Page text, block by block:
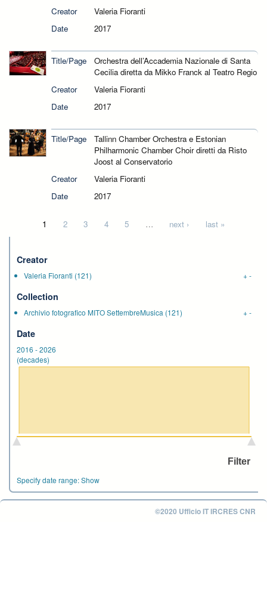
Creator
Valeria Fioranti
Date
2017
Title/Page
Orchestra dell’Accademia Nazionale di Santa
Cecilia diretta da Mikko Franck al Teatro Regio
Creator
Valeria Fioranti
Date
2017
Title/Page
Tallinn Chamber Orchestra e Estonian
Philharmonic Chamber Choir diretti da Risto
Joost al Conservatorio
Creator
Valeria Fioranti
Date
2017
1 2 3 4 5 … next › last »
Creator
Valeria Fioranti (121) +-
Collection
Archivio fotografico MITO SettembreMusica (121) +-
Date
2016 -2026
(decades)
Specify date range:Show
©2020 Ufficio IT IRCRES CNR